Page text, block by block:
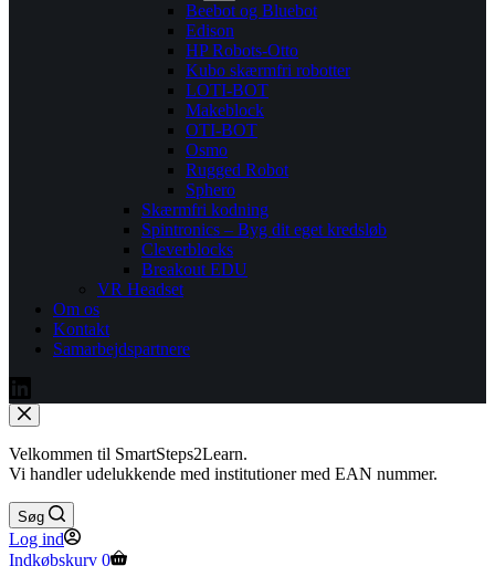
Beebot og Bluebot
Edison
HP Robots-Otto
Kubo skærmfri robotter
LOTI-BOT
Makeblock
OTI-BOT
Osmo
Rugged Robot
Sphero
Skærmfri kodning
Spintronics – Byg dit eget kredsløb
Cleverblocks
Breakout EDU
VR Headset
Om os
Kontakt
Samarbejdspartnere
Velkommen til SmartSteps2Learn.
Vi handler udelukkende med institutioner med EAN nummer.
Søg
Log ind
Indkøbskurv 0